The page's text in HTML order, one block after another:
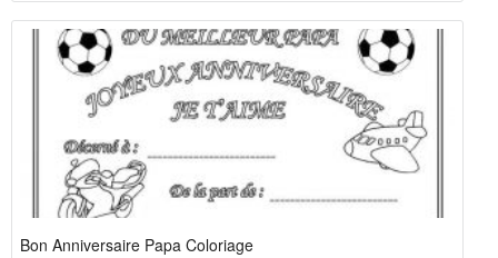
Bon Anniversaire Papa Coloriage